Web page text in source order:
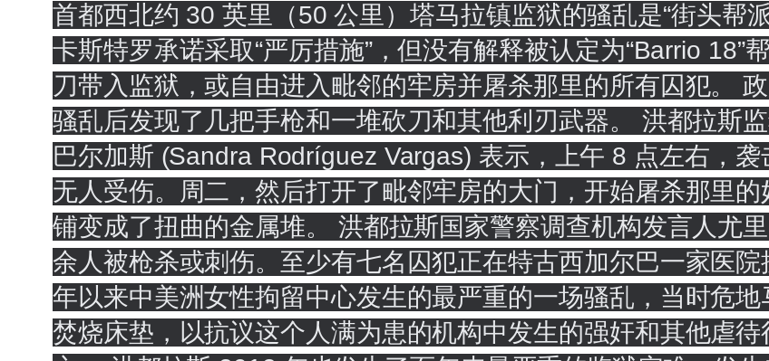
首都西北约 30 英里（50 公里）塔马拉镇监狱的骚乱是“街头帮
卡斯特罗承诺采取“严厉措施”，但没有解释被认定为“Barrio 18”
刀带入监狱，或自由进入毗邻的牢房并屠杀那里的所有囚犯。
骚乱后发现了几把手枪和一堆砍刀和其他利刃武器。 洪都拉斯
巴尔加斯 (Sandra Rodríguez Vargas) 表示，上午 8 点左右，
无人受伤。周二，然后打开了毗邻牢房的大门，开始屠杀那里
铺变成了扭曲的金属堆。 洪都拉斯国家警察调查机构发言人尤
余人被枪杀或刺伤。至少有七名囚犯正在特古西加尔巴一家医
年以来中美洲女性拘留中心发生的最严重的一场骚乱，当时危
焚烧床垫，以抗议这个人满为患的机构中发生的强奸和其他虐